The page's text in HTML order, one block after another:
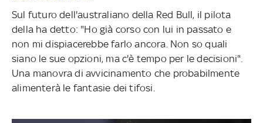
Sul futuro dell'australiano della Red Bull, il pilota
della ha detto: "Ho già corso con lui in passato e
non mi dispiacerebbe farlo ancora. Non so quali
siano le sue opzioni, ma c'è tempo per le decisioni".
Una manovra di avvicinamento che probabilmente
alimenterà le fantasie dei tifosi.